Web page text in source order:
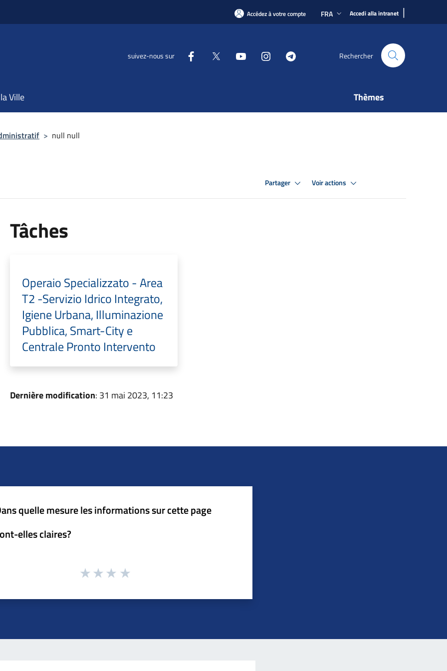
Accédez à votre compte FRA Accedi alla intranet |
suivez-nous sur Rechercher
Ville Thèmes
> null null
Partager Voir actions
Tâches
Operaio Specializzato - Area
T2 -Servizio Idrico Integrato,
Igiene Urbana, Illuminazione
Pubblica, Smart-City e
Centrale Pronto Intervento
Dernière modification: 31 mai 2023, 11:23
quelle mesure les informations sur cette page
elles claires?